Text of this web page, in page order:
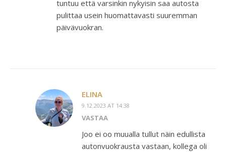
tuntuu että varsinkin nykyisin saa autosta
pulittaa usein huomattavasti suuremman
päivävuokran.
ELINA
9.12.2023 AT 14:38
VASTAA
Joo ei oo muualla tullut näin edullista
autonvuokrausta vastaan, kollega oli